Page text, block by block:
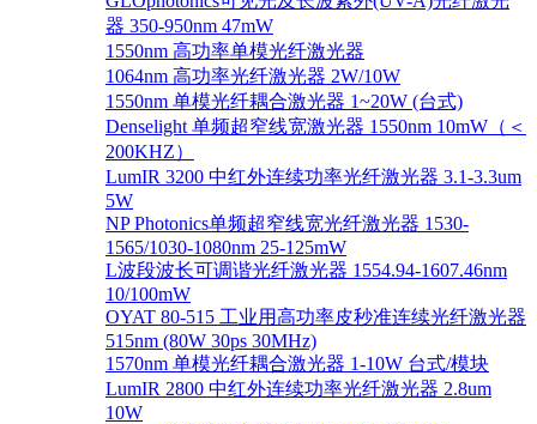
器 350-950nm 47mW
1550nm 高功率单模光纤激光器
1064nm 高功率光纤激光器 2W/10W
1550nm 单模光纤耦合激光器 1~20W (台式)
Denselight 单频超窄线宽激光器 1550nm 10mW（＜
200KHZ）
LumIR 3200 中红外连续功率光纤激光器 3.1-3.3um
5W
NP Photonics单频超窄线宽光纤激光器 1530-
1565/1030-1080nm 25-125mW
L波段波长可调谐光纤激光器 1554.94-1607.46nm
10/100mW
OYAT 80-515 工业用高功率皮秒准连续光纤激光器
515nm (80W 30ps 30MHz)
1570nm 单模光纤耦合激光器 1-10W 台式/模块
LumIR 2800 中红外连续功率光纤激光器 2.8um
10W